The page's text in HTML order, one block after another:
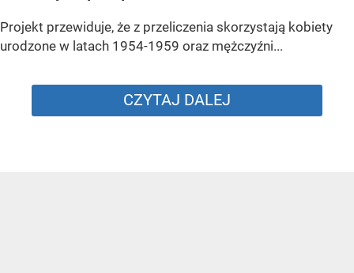
Projekt przewiduje, że z przeliczenia skorzystają kobiety
urodzone w latach 1954-1959 oraz mężczyźni...
CZYTAJ DALEJ